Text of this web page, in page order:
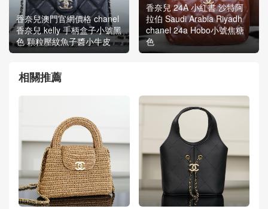
香奈兒澳門官網價格 chanel
香奈兒 kelly 手柄盒子小號黑
色 顆粒壓紋魚子醬小牛皮
香奈兒 24A 小紅書 沙特阿
拉伯 Saudi Arabia Riyadh
chanel 24a Hobo小號焦糖
色
相關推薦